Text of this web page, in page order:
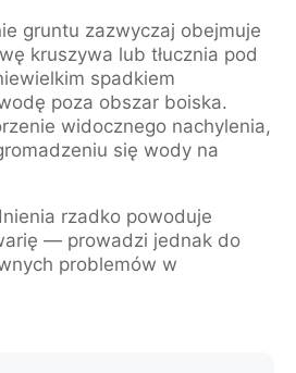
gruntu zazwyczaj obejmuje
kruszywa lub tłucznia pod
spadkiem
poza obszar boiska.
widocznego nachylenia,
się wody na
rzadko powoduje
— prowadzi jednak do
problemów w